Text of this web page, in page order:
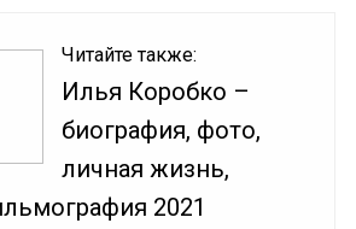
Читайте также:
Илья Коробко –
биография, фото,
личная жизнь,
2021